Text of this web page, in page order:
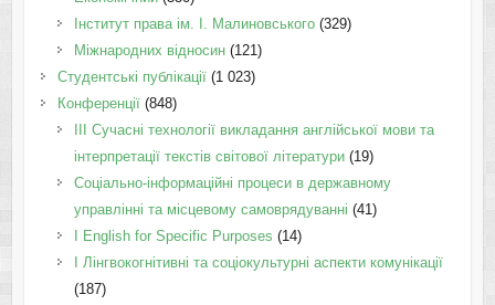
Інститут права ім. І. Малиновського(329)
Міжнародних відносин(121)
Студентські публікації(1 023)
Конференції(848)
III Сучасні технології викладання англійської мови та
інтерпретації текстів світової літератури(19)
Соціально-інформаційні процеси в державному
управлінні та місцевому самоврядуванні (41)
І English for Specific Purposes (14)
I Лінгвокогнітивні та соціокультурні аспекти комунікації
(187)